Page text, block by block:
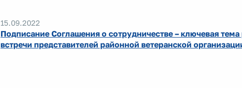
15.09.2022
Подписание Соглашения о сотрудничестве – ключевая тема
встречи представителей районной ветеранской